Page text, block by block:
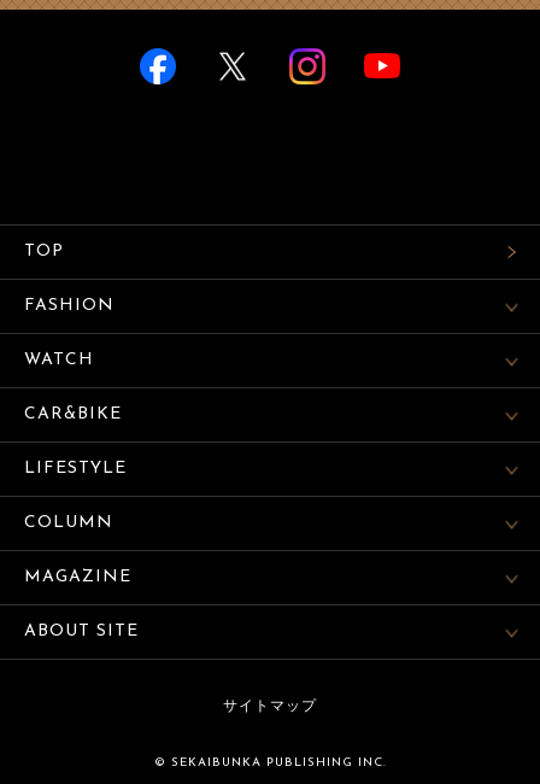
TOP
FASHION
WATCH
CAR&BIKE
LIFESTYLE
COLUMN
MAGAZINE
ABOUT SITE
サイトマップ
© SEKAIBUNKA PUBLISHING INC.